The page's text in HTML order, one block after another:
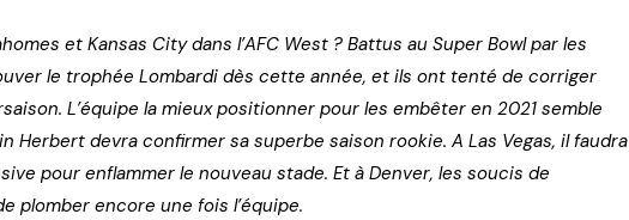
et Kansas City dans l’AFC West ? Battus au Super Bowl par les
le trophée Lombardi dès cette année, et ils ont tenté de corriger
L’équipe la mieux positionner pour les embêter en 2021 semble
Herbert devra confirmer sa superbe saison rookie. A Las Vegas, il faudra
pour enflammer le nouveau stade. Et à Denver, les soucis de
plomber encore une fois l’équipe.